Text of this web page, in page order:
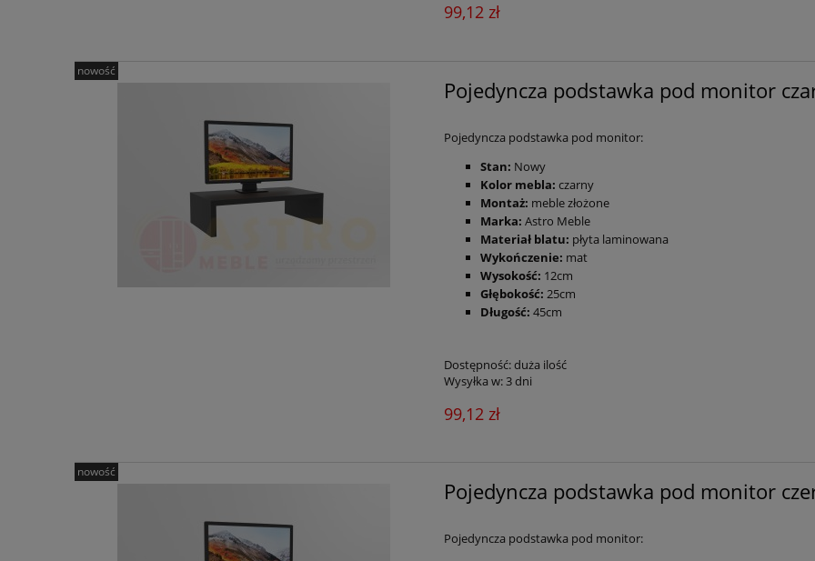
99,12 zł
Pojedyncza podstawka pod monitor
Pojedyncza podstawka pod monitor:
Stan: Nowy
Kolor mebla: czarny
Montaż: meble złożone
Marka: Astro Meble
Materiał blatu: płyta laminowana
Wykończenie: mat
Wysokość: 12cm
Głębokość: 25cm
Długość: 45cm
Dostępność:duża ilość
Wysyłka w:3 dni
99,12 zł
nowość
Pojedyncza podstawka pod monitor
Pojedyncza podstawka pod monitor:
nowość